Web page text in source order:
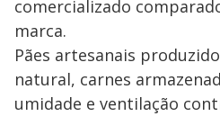
comercializado
marca.
Pães artesanais
natural, carnes
umidade e ventilação